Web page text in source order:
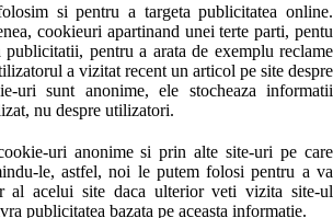
si pentru a targeta publicitatea online.
cookieuri apartinand unei terte parti, pentu
publicitatii, pentru a arata de exemplu reclame
a vizitat recent un articol pe site despre
uri sunt anonime, ele stocheaza informatii
nu despre utilizatori.
uri anonime si prin alte site-uri pe care
le, astfel, noi le putem folosi pentru a va
al acelui site daca ulterior veti vizita site-ul
publicitatea bazata pe aceasta informatie.